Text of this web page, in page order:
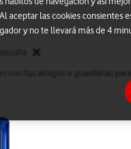
aceptar las cookies consientes
y no te llevará más de 4